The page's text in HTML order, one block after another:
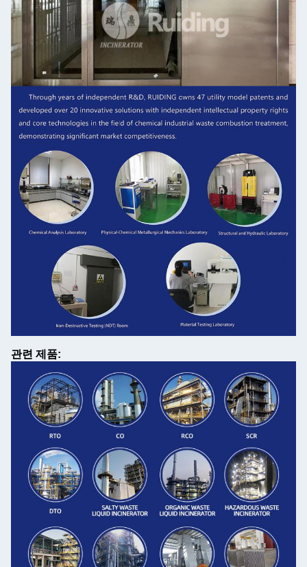
관련 제품: